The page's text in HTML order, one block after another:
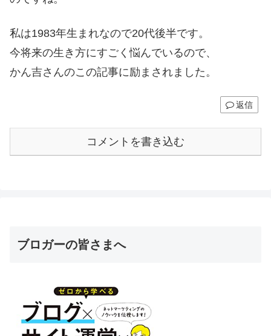
私は1983年生まれなので20代後半です。
今将来の生き方にすごく悩んでいるので、
かん吉さんのこの記事に励まされました。
返信
コメントを書き込む
ブロガーの皆さまへ